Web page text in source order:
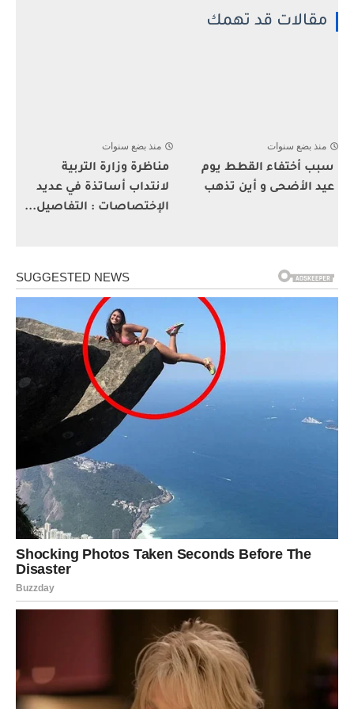
مقالات قد تهمك
منذ بضع سنوات
سبب أختفاء القطط يوم
عيد الأضحى و أين تذهب
منذ بضع سنوات
مناظرة وزارة التربية
لانتداب أساتذة في عديد
الإختصاصات : التفاصيل...